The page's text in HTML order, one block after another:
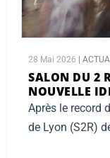
28 Mai 2026
SALON DU 2
NOUVELLE
Après le record
de Lyon (S2R)